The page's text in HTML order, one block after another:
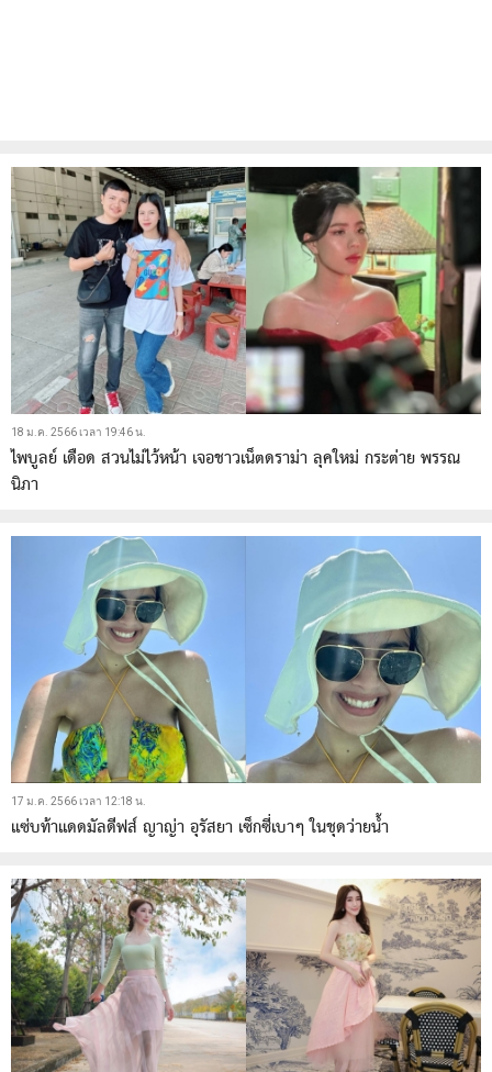
18 ม.ค. 2566 เวลา 19:46 น.
ไพบูลย์ เดือด สวนไม่ไว้หน้า เจอชาวเน็ตดราม่า ลุคใหม่ กระต่าย พรรณ
นิภา
17 ม.ค. 2566 เวลา 12:18 น.
แซ่บท้าแดดมัลดีฟส์ ญาญ่า อุรัสยา เซ็กซี่เบาๆ ในชุดว่ายน้ำ